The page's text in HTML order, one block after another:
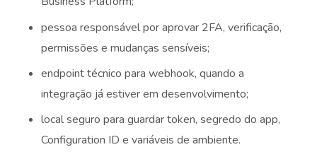
pessoa responsável por aprovar 2FA, verificação,
permissões e mudanças sensíveis;
endpoint técnico para webhook, quando a
integração já estiver em desenvolvimento;
local seguro para guardar token, segredo do app,
Configuration ID e variáveis de ambiente.